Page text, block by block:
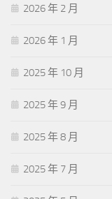
2026 年 2 月
2026 年 1 月
2025 年 10 月
2025 年 9 月
2025 年 8 月
2025 年 7 月